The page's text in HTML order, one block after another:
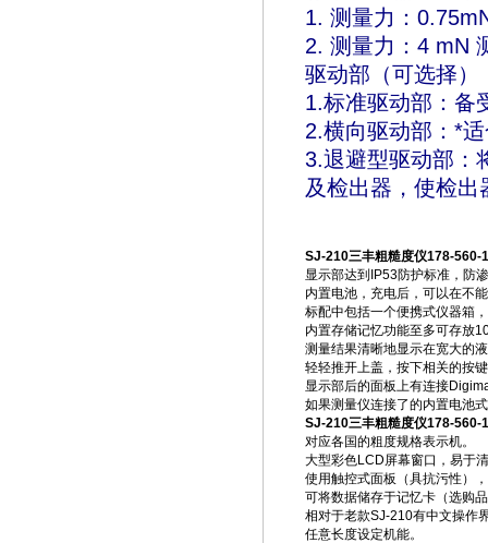
1. 测量力：
2. 测量力：4 mN
驱动部（可选择）
1.标准驱动部：备
2.横向驱动部：*
3.退避型驱动部：
及检出器，使检
SJ-210三丰粗糙度仪178-560-
显示部达到IP53防护标准，防
内置电池，充电后，可以在不
标配中包括一个便携式仪器箱
内置存储记忆功能至多可存放
测量结果清晰地显示在宽大的
轻轻推开上盖，按下相关的按
显示部后的面板上有连接
如果测量仪连接了的内置电池
SJ-210三丰粗糙度仪178-560-
对应各国的粗度规格表示机。
大型彩色LCD屏幕窗口，易于
使用触控式面板（具抗污性）
可将数据储存于记忆卡（选购
相对于老款SJ-210有中文操作
任意长度设定机能。